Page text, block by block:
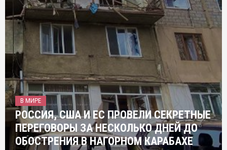
В МИРЕ
РОССИЯ, США И ЕС ПРОВЕЛИ СЕКРЕТНЫЕ
ПЕРЕГОВОРЫ ЗА НЕСКОЛЬКО ДНЕЙ ДО
ОБОСТРЕНИЯ В НАГОРНОМ КАРАБАХЕ